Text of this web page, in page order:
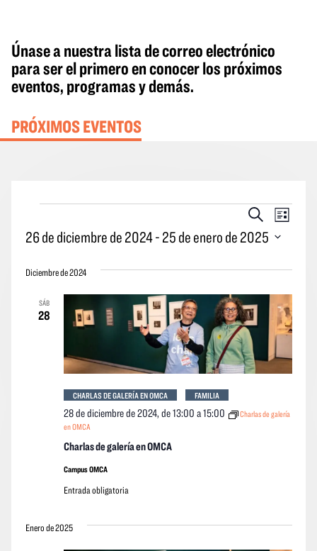
Únase a nuestra lista de correo electrónico
para ser el primero en conocer los próximos
eventos, programas y demás.
PRÓXIMOS EVENTOS
Eventos
Búsqueda
vistas
Buscar
por
vistas
de
los
Lista
26 de diciembre de 2024 - 25 de enero de 2025
la
Diciembre de 2024
SÁB
28
Charlas de galería en OMCA
28 de diciembre de 2024, de 13:00 a15:00
Charlas de galería
en OMCA
CHARLAS DE GALERÍA EN OMCA FAMILIA
Campus OMCA
Entrada obligatoria
Enero de 2025